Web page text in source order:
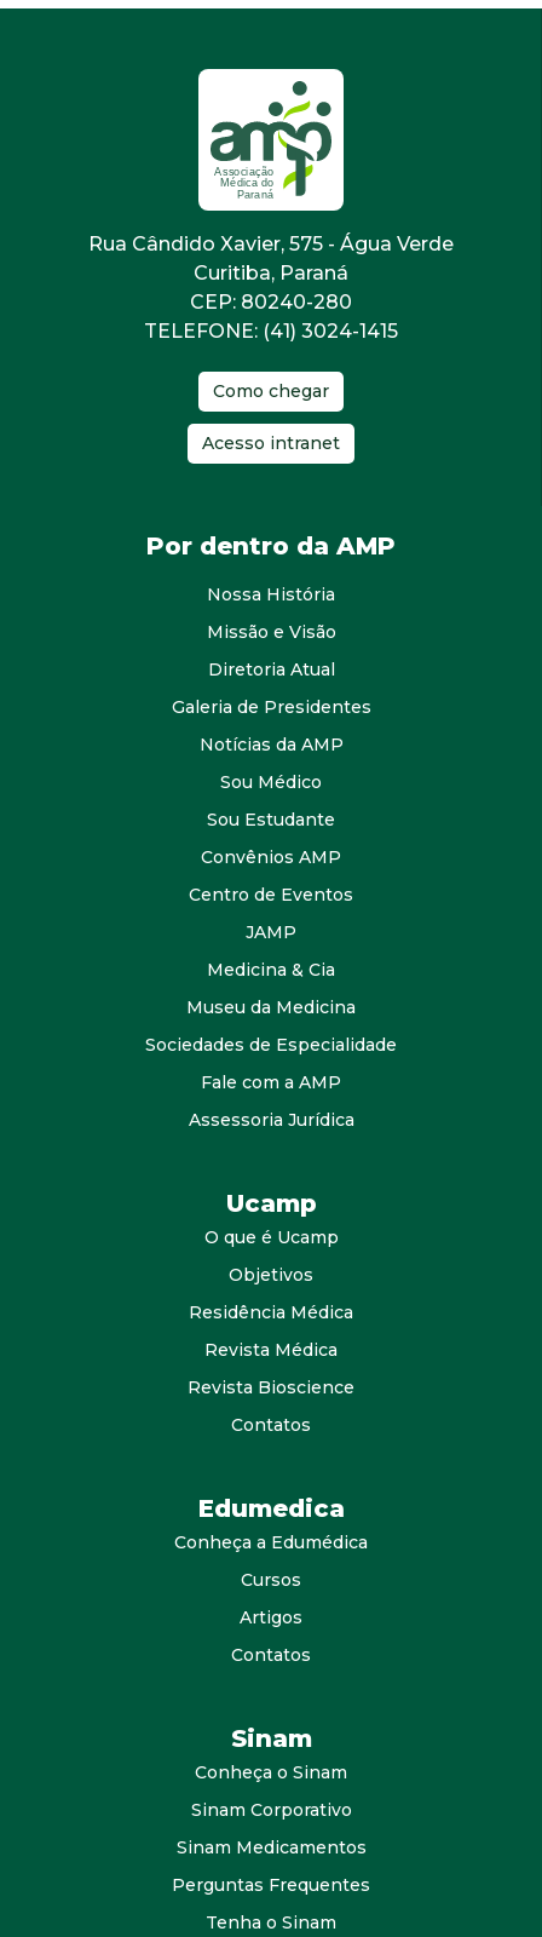
Rua Cândido Xavier, 575 - Água Verde
Curitiba, Paraná
CEP: 80240-280
TELEFONE: (41) 3024-1415
Como chegar
Acesso intranet
Por dentro da AMP
Nossa História
Missão e Visão
Diretoria Atual
Galeria de Presidentes
Notícias da AMP
Sou Médico
Sou Estudante
Convênios AMP
Centro de Eventos
JAMP
Medicina & Cia
Museu da Medicina
Sociedades de Especialidade
Fale com a AMP
Assessoria Jurídica
Ucamp
O que é Ucamp
Objetivos
Residência Médica
Revista Médica
Revista Bioscience
Contatos
Edumedica
Conheça a Edumédica
Cursos
Artigos
Contatos
Sinam
Conheça o Sinam
Sinam Corporativo
Sinam Medicamentos
Perguntas Frequentes
Tenha o Sinam